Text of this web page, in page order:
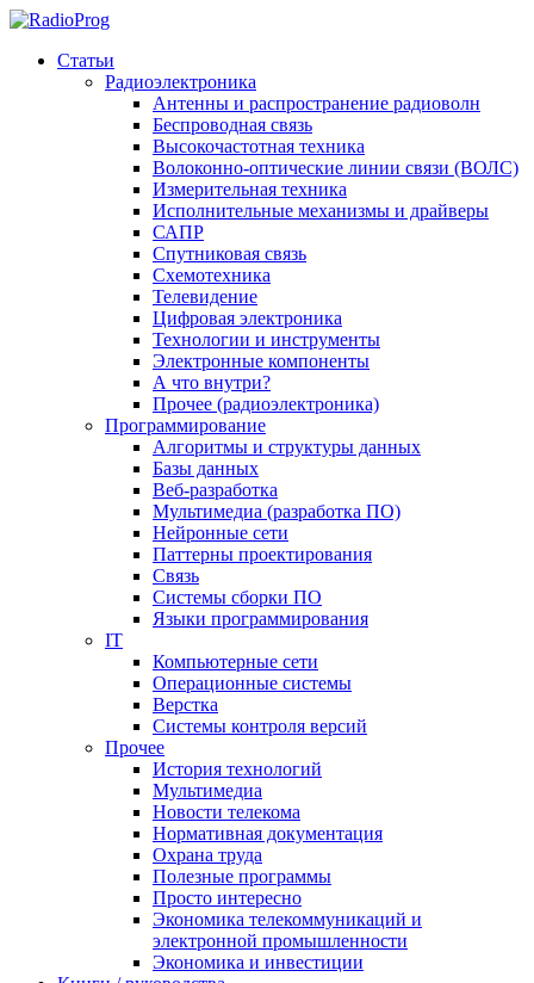
Статьи
Радиоэлектроника
Антенны и распространение радиоволн
Беспроводная связь
Высокочастотная техника
Волоконно-оптические линии связи (ВОЛС)
Измерительная техника
Исполнительные механизмы и драйверы
САПР
Спутниковая связь
Схемотехника
Телевидение
Цифровая электроника
Технологии и инструменты
Электронные компоненты
А что внутри?
Прочее (радиоэлектроника)
Программирование
Алгоритмы и структуры данных
Базы данных
Веб-разработка
Мультимедиа (разработка ПО)
Нейронные сети
Паттерны проектирования
Связь
Системы сборки ПО
Языки программирования
IT
Компьютерные сети
Операционные системы
Верстка
Системы контроля версий
Прочее
История технологий
Мультимедиа
Новости телекома
Нормативная документация
Охрана труда
Полезные программы
Просто интересно
Экономика телекоммуникаций и
электронной промышленности
Экономика и инвестиции